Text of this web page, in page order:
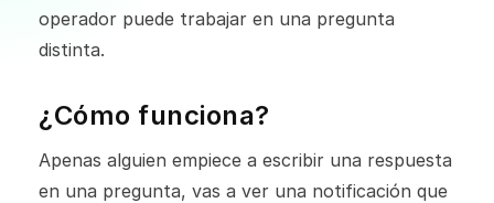
operador puede trabajar en una pregunta
distinta.
¿Cómo funciona?
Apenas alguien empiece a escribir una respuesta
en una pregunta, vas a ver una notificación que